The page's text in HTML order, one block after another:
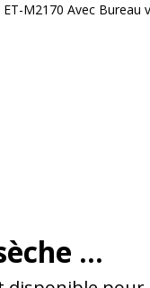
M2170 Avec
...